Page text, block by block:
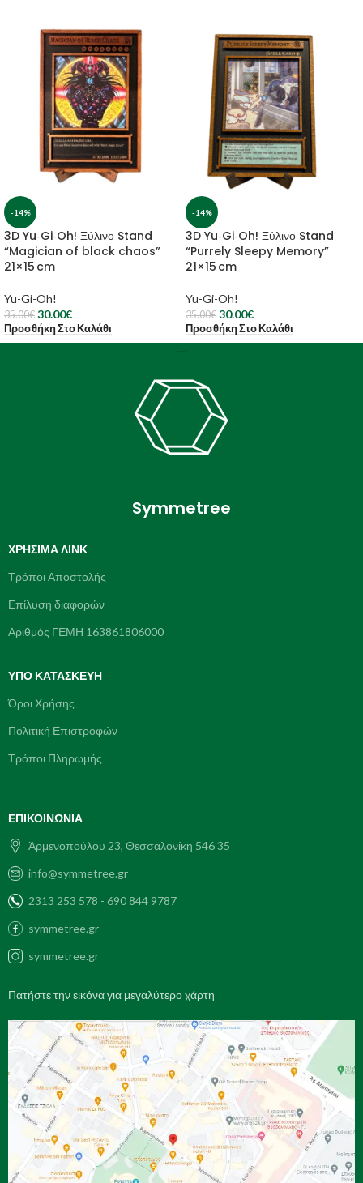
-14%
3D Yu‑Gi‑Oh! Ξύλινο Stand
“Magician of black chaos”
21×15 cm
Yu-Gi-Oh!
35.00€ 30.00€
Προσθήκη Στο Καλάθι
-14%
3D Yu‑Gi‑Oh! Ξύλινο Stand
“Purrely Sleepy Memory”
21×15 cm
Yu-Gi-Oh!
35.00€ 30.00€
Προσθήκη Στο Καλάθι
Symmetree
ΧΡΉΣΙΜΑ ΛΙΝΚ
Τρόποι Αποστολής
Επίλυση διαφορών
Αριθμός ΓΕΜΗ 163861806000
ΥΠΌ ΚΑΤΑΣΚΕΥΗ
Όροι Χρήσης
Πολιτική Επιστροφών
Τρόποι Πληρωμής
ΕΠΙΚΟΙΝΩΝΊΑ
Ἀρμενοπούλου 23, Θεσσαλονίκη 546 35
info@symmetree.gr
2313 253 578 - 690 844 9787
symmetree.gr
symmetree.gr
Πατήστε την εικόνα για μεγαλύτερο χάρτη